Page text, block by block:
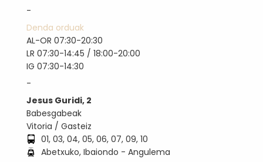
-
Denda orduak
AL-OR 07:30-20:30
LR 07:30-14:45 / 18:00-20:00
IG 07:30-14:30
-
Jesus Guridi, 2
Babesgabeak
Vitoria / Gasteiz
01, 03, 04, 05, 06, 07, 09, 10
Abetxuko, Ibaiondo - Angulema